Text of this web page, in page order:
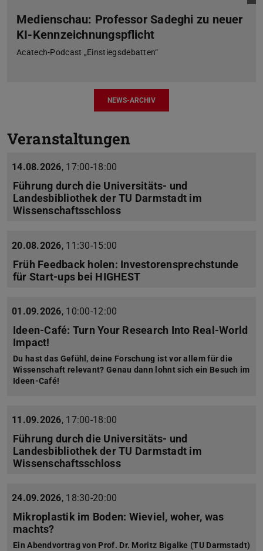
Medienschau: Professor Sadeghi zu neuer
KI-Kennzeichnungspflicht
Acatech-Podcast „Einstiegsdebatten“
NEWS-ARCHIV
Veranstaltungen
14.08.2026, 17:00-18:00
Führung durch die Universitäts- und
Landesbibliothek der TU Darmstadt im
Wissenschaftsschloss
20.08.2026, 11:30-15:00
Früh Feedback holen: Investorensprechstunde
für Start-ups bei HIGHEST
01.09.2026, 10:00-12:00
Ideen-Café: Turn Your Research Into Real-World
Impact!
Du hast das Gefühl, deine Forschung ist vor allem für die
Wissenschaft relevant? Genau dann lohnt sich ein Besuch im
Ideen-Café!
11.09.2026, 17:00-18:00
Führung durch die Universitäts- und
Landesbibliothek der TU Darmstadt im
Wissenschaftsschloss
24.09.2026, 18:30-20:00
Mikroplastik im Boden: Wieviel, woher, was
machts?
Ein Abendvortrag von Prof. Dr. Moritz Bigalke (TU Darmstadt)